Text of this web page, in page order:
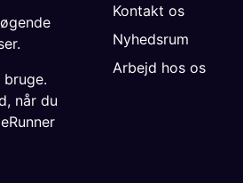
Kontakt os
Nyhedsrum
Arbejd hos os
når du